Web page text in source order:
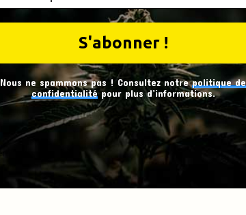
Nous ne spammons pas ! Consultez notrepolitique de
confidentialitépour plus d’informations.